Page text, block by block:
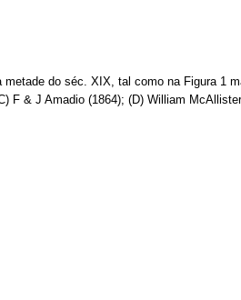
do séc. XIX, tal como na Figura 1
F & J Amadio (1864); (D) William